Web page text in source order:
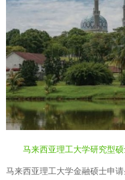
马来西亚理工大学研究型
马来西亚理工大学金融硕士申